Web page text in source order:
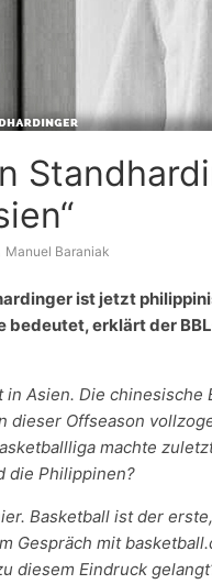
Manuel Baraniak
ist jetzt
bedeutet, erklärt der
in Asien. Die
dieser Offseason
machte
die Philippinen?
Basketball ist der
Gespräch mit
diesem Eindruck